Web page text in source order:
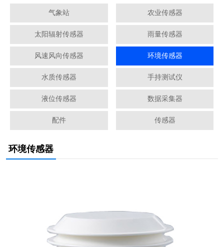
气象站 农业传感器
太阳辐射传感器 雨量传感器
风速风向传感器 环境传感器
水质传感器 手持测试仪
液位传感器 数据采集器
配件 传感器
环境传感器